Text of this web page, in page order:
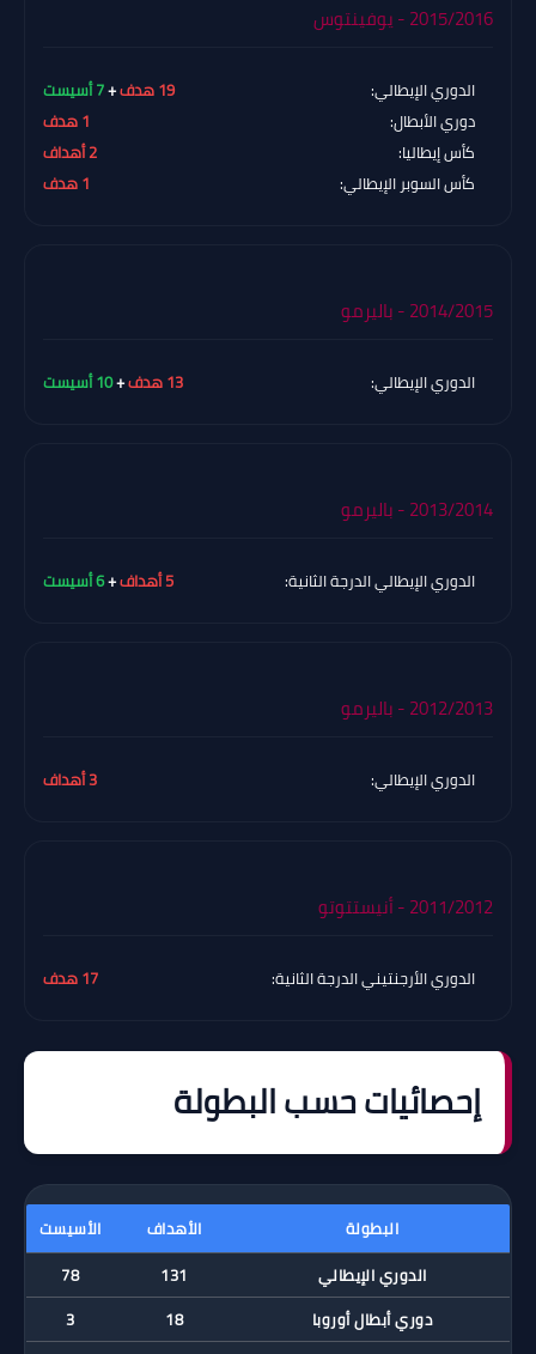
2015/2016 - يوفينتوس
الدوري الإيطالي: +7 أسيست
دوري الأبطال:
كأس إيطاليا:
كأس السوبر الإيطالي:
2014/2015 - باليرمو
الدوري الإيطالي: +10 أسيست
2013/2014 - باليرمو
الدوري الإيطالي الدرجة الثانية: +6 أسيست
2012/2013 - باليرمو
الدوري الإيطالي:
2011/2012 - أنيستتوتو
الدوري الأرجنتيني الدرجة الثانية:
إحصائيات حسب البطولة
البطولة الأهداف
الأسيست
الدوري الإيطالي
131
دوري أبطال أوروبا